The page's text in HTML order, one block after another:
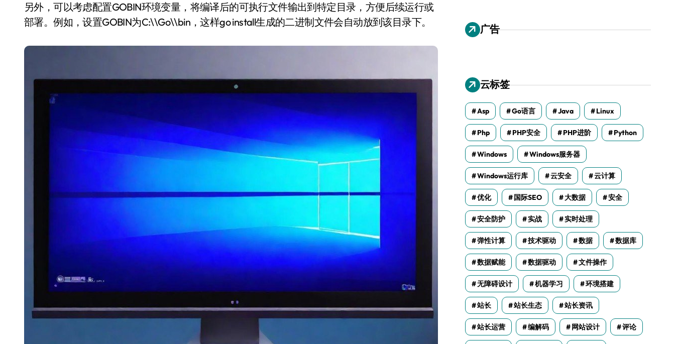
另外，可以考虑配置GOBIN环境变量，将编译后的可执行文件输出到特定目录，方便后续运行或
部署。例如，设置GOBIN为C:\\Go\\bin，这样go install生成的二进制文件会自动放到该目录下。
广告
云标签
Asp Go语言 Java Linux
Php PHP安全 PHP进阶 Python
Windows Windows服务器
Windows运行库 云安全 云计算
优化 国际SEO 大数据 安全
安全防护 实战 实时处理
弹性计算 技术驱动 数据 数据库
数据赋能 数据驱动 文件操作
无障碍设计 机器学习 环境搭建
站长 站长生态 站长资讯
站长运营 编解码 网站设计 评论